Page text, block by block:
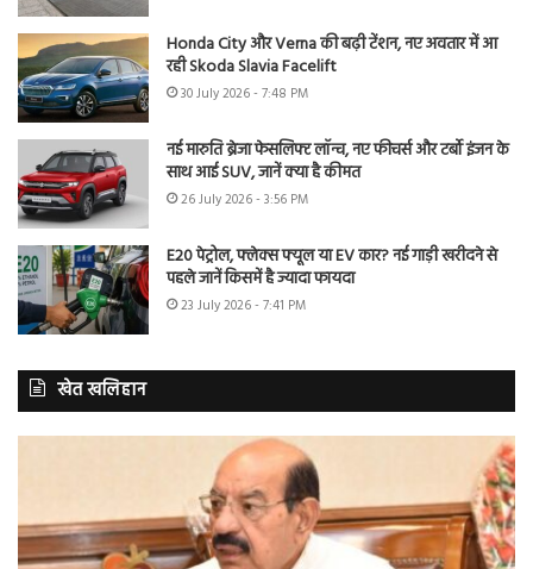
Honda City और Verna की बढ़ी टेंशन, नए अवतार में आ
रही Skoda Slavia Facelift
30 July 2026 - 7:48 PM
नई मारुति ब्रेजा फेसलिफ्ट लॉन्च, नए फीचर्स और टर्बो इंजन के
साथ आई SUV, जानें क्या है कीमत
26 July 2026 - 3:56 PM
E20 पेट्रोल, फ्लेक्स फ्यूल या EV कार? नई गाड़ी खरीदने से
पहले जानें किसमें है ज्यादा फायदा
23 July 2026 - 7:41 PM
खेत खलिहान